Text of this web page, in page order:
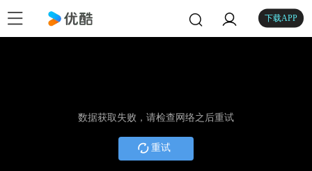
下载APP
数据获取失败，请检查网络之后重试
重试